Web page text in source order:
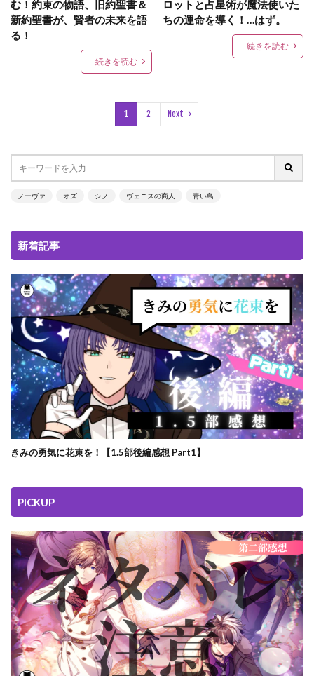
む！約束の物語、旧約聖書＆
新約聖書が、賢者の未来を語
る！
続きを読む
ロットと占星術が魔法使いた
ちの運命を導く！…はず。
続きを読む
1 2 Next
ノーヴァ オズ シノ ヴェニスの商人 青い鳥
新着記事
きみの勇気に花束を！【1.5部後編感想 Part1】
PICKUP